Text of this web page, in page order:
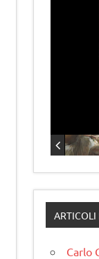
ARTICOLI
Carlo